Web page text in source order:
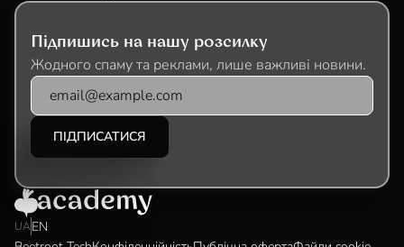
Підпишись на нашу розсилку
Жодного спаму та реклами, лише важливі новини.
UAEN